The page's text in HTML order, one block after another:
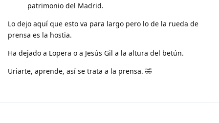
patrimonio del Madrid.
Lo dejo aquí que esto va para largo pero lo de la rueda de
prensa es la hostia.
Ha dejado a Lopera o a Jesús Gil a la altura del betún.
Uriarte, aprende, así se trata a la prensa. 🤣